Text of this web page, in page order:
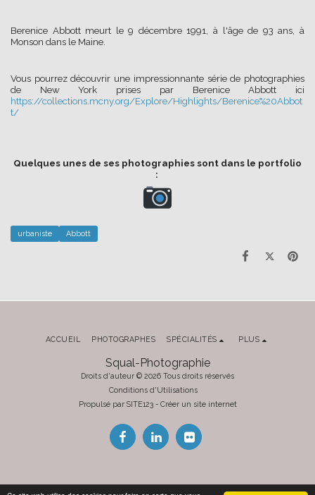
Berenice Abbott meurt le 9 décembre 1991, à l'âge de 93 ans, à
Monson dans le Maine.
Vous pourrez découvrir une impressionnante série de photographies
de New York prises par Berenice Abbott ici
https://collections.mcny.org/Explore/Highlights/Berenice%20Abbot
t/
Quelques unes de ses photographies sont dans le portfolio
:
urbaniste Abbott
Squal-Photographie
Droits d'auteur © 2026 Tous droits réservés
Conditions d'Utilisations
Propulsé par SITE123- Créer un site internet
ACCUEIL PHOTOGRAPHES SPÉCIALITÉS PLUS